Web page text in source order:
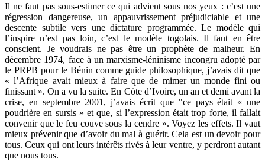
Il ne faut pas sous-estimer ce qui advient sous nos yeux : c’est une
régression dangereuse, un appauvrissement préjudiciable et une
descente subtile vers une dictature programmée. Le modèle qui
l’inspire n’est pas loin, c’est le modèle togolais. Il faut en être
conscient. Je voudrais ne pas être un prophète de malheur. En
décembre 1974, face à un marxisme-léninisme incongru adopté par
le PRPB pour le Bénin comme guide philosophique, j’avais dit que
« l’Afrique avait mieux à faire que de mimer un monde fini ou
finissant ». On a vu la suite. En Côte d’Ivoire, un an et demi avant la
crise, en septembre 2001, j’avais écrit que "ce pays était « une
poudrière en sursis » et que, si l’expression était trop forte, il fallait
convenir que le feu couve sous la cendre ». Voyez les effets. Il vaut
mieux prévenir que d’avoir du mal à guérir. Cela est un devoir pour
tous. Ceux qui ont leurs intérêts rivés à leur ventre, y perdront autant
que nous tous.